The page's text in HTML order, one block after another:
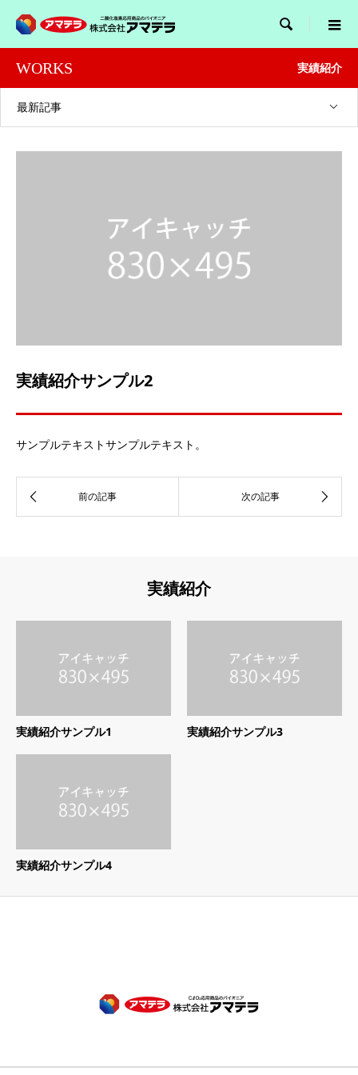

WORKS 実績紹介
最新記事
実績紹介サンプル2
サンプルテキストサンプルテキスト。
実績紹介
実績紹介サンプル1 実績紹介サンプル3
実績紹介サンプル4